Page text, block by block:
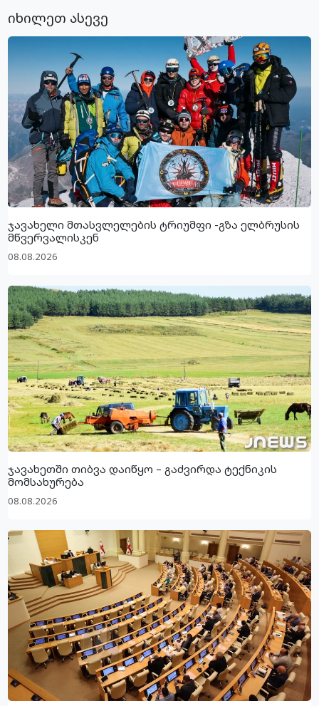
იხილეთ ასევე
ჯავახელი მთასვლელების ტრიუმფი -გზა ელბრუსის
მწვერვალისკენ
08.08.2026
ჯავახეთში თიბვა დაიწყო – გაძვირდა ტექნიკის
მომსახურება
08.08.2026